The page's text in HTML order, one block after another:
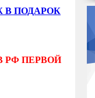
ПОДАРОК
РФ ПЕРВОЙ